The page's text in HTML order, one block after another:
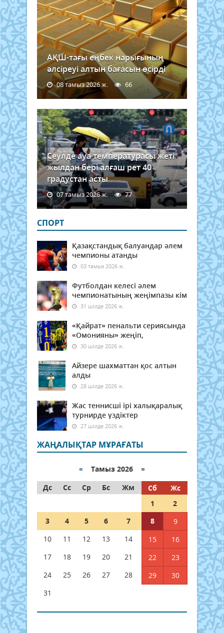
АҚШ-тағы еңбек нарығының
әлсіреуі алтын бағасын өсірді
08 тамыз 2026 ж. 66
Сеулде ауа температурасы жеті
жылдан бері алғаш рет 40
градустан асты
07 тамыз 2026 ж. 77
СПОРТ
Қазақстандық балуандар әлем
чемпионы атанды
03 тамыз 2026 ж.
Футболдан келесі әлем
чемпионатының жеңімпазы кім
31 шілде 2026 ж.
«Қайрат» пенальти сериясында
«Омонияны» жеңіп,
30 шілде 2026 ж.
Айзере шахматтан қос алтын
алды
28 шілде 2026 ж.
Жас теннисші ірі халықаралық
турнирде үздіктер
27 шілде 2026 ж.
ЖАҢАЛЫҚТАР МҰРАҒАТЫ
« Тамыз 2026 »
Дс
Сс Ср Бс Жм Сб
Жс
1
2
3
4 5 6 7 8
9
10
11 12 13 14 15
16
17
18 19 20 21 22
23
24
25 26 27 28 29
30
31